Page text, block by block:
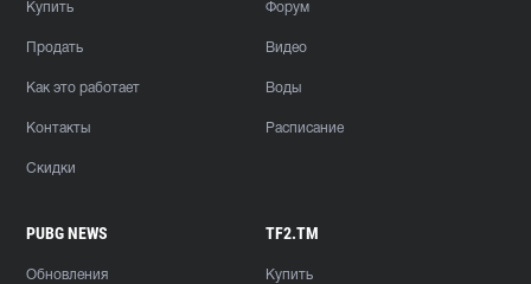
Купить
Продать
Как это работает
Контакты
Скидки
Форум
Видео
Воды
Расписание
PUBG NEWS
Обновления
TF2.TM
Купить